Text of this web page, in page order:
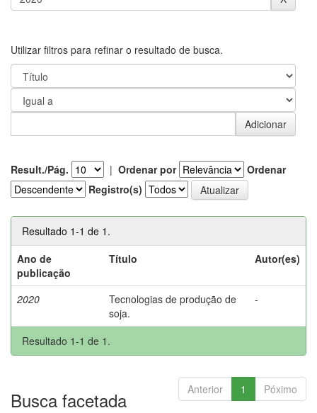
Utilizar filtros para refinar o resultado de busca.
Result./Pág. | Ordenar por
Ordenar
Registro(s)
Resultado 1-1 de 1.
Ano de
publicação
Título Autor(es)
2020
Tecnologias de produção de
soja.
-
Resultado 1-1 de 1.
Anterior 1 Póximo
Busca facetada